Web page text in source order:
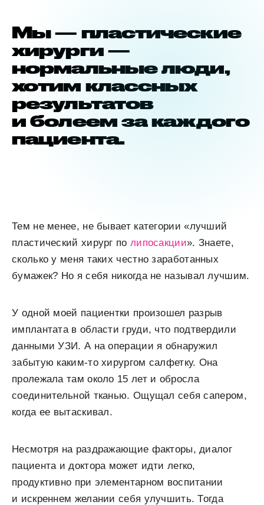
Мы — пластические
хирурги —
нормальные люди,
хотим классных
результатов
и болеем за каждого
пациента.
Тем не менее, не бывает категории «лучший
пластический хирург по липосакции». Знаете,
сколько у меня таких честно заработанных
бумажек? Но я себя никогда не называл лучшим.
У одной моей пациентки произошел разрыв
имплантата в области груди, что подтвердили
данными УЗИ. А на операции я обнаружил
забытую каким-то хирургом салфетку. Она
пролежала там около 15 лет и обросла
соединительной тканью. Ощущал себя сапером,
когда ее вытаскивал.
Несмотря на раздражающие факторы, диалог
пациента и доктора может идти легко,
продуктивно при элементарном воспитании
и искреннем желании себя улучшить. Тогда